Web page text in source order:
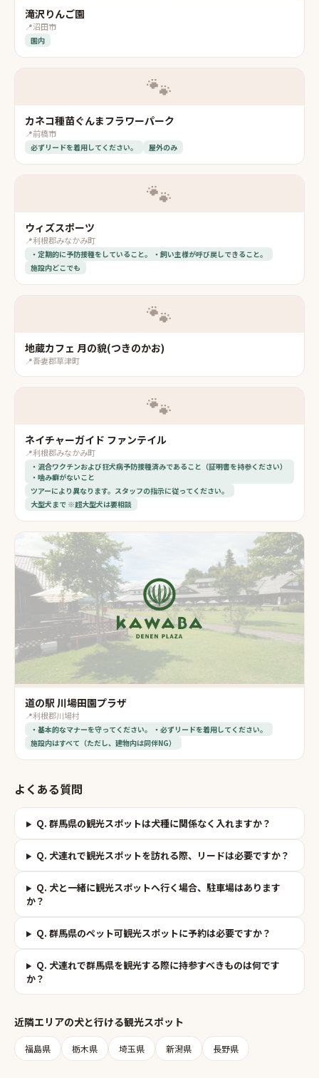
滝沢りんご園
📍沼田市
園内
🐾
カネコ種苗ぐんまフラワーパーク
📍前橋市
必ずリードを着用してください。 屋外のみ
🐾
ウィズスポーツ
📍利根郡みなかみ町
・定期的に予防接種をしていること。 ・飼い主様が呼び戻しできること。
施設内どこでも
🐾
地蔵カフェ 月の貌(つきのかお)
📍吾妻郡草津町
🐾
ネイチャーガイド ファンテイル
📍利根郡みなかみ町
・混合ワクチンおよび狂犬病予防接種済みであること（証明書を持参ください）
・噛み癖がないこと
ツアーにより異なります。スタッフの指示に従ってください。
大型犬まで ※超大型犬は要相談
道の駅 川場田園プラザ
📍利根郡川場村
・基本的なマナーを守ってください。 ・必ずリードを着用してください。
施設内はすべて（ただし、建物内は同伴NG）
よくある質問
Q. 群馬県の観光スポットは犬種に関係なく入れますか？
Q. 犬連れで観光スポットを訪れる際、リードは必要ですか？
Q. 犬と一緒に観光スポットへ行く場合、駐車場はあります
か？
Q. 群馬県のペット可観光スポットに予約は必要ですか？
Q. 犬連れで群馬県を観光する際に持参すべきものは何です
か？
近隣エリアの犬と行ける観光スポット
福島県 栃木県 埼玉県 新潟県 長野県